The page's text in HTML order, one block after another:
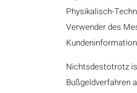
Physikalisch-
Verwender des
Nichtsdestotrotz
Bußgeldverfahren